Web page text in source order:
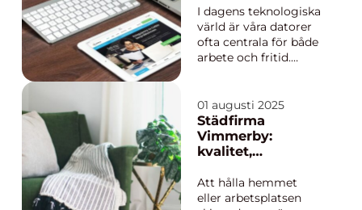
I dagens teknologiska
värld är våra datorer
ofta centrala för både
arbete och fritid.
behovet av Mac-
reparation snabbt
växer när våra enheter
inte fun...
01 augusti 2025
Städfirma
Vimmerby:
kvalitet,
tillförlitlighet
Att hålla hemmet
eller arbetsplatsen